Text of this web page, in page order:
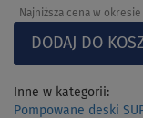
Najniższa cena w
Inne w kategorii:
Pompowane deski